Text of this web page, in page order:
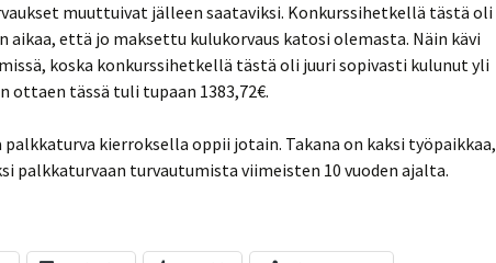
muuttuivat jälleen saataviksi. Konkurssihetkellä tästä oli
aikaa, että jo maksettu kulukorvaus katosi olemasta. Näin kävi
koska konkurssihetkellä tästä oli juuri sopivasti kulunut yli
ottaen tässä tuli tupaan 1383,72€.
kierroksella oppii jotain. Takana on kaksi työpaikkaa,
palkkaturvaan turvautumista viimeisten 10 vuoden ajalta.